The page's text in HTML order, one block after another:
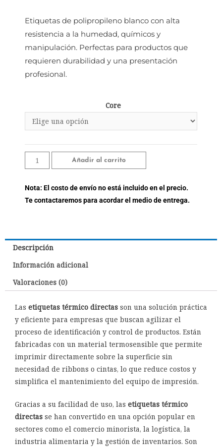
Etiquetas de polipropileno blanco con alta
resistencia a la humedad, químicos y
manipulación. Perfectas para productos que
requieren durabilidad y una presentación
profesional.
Core
Añadir al carrito
Nota: El costo de envío no está incluido en el precio.
Te contactaremos para acordar el medio de entrega.
Descripción
Información adicional
Valoraciones (0)
Las etiquetas térmico directas son una solución práctica
y eficiente para empresas que buscan agilizar el
proceso de identificación y control de productos. Están
fabricadas con un material termosensible que permite
imprimir directamente sobre la superficie sin
necesidad de ribbons o cintas, lo que reduce costos y
simplifica el mantenimiento del equipo de impresión.
Gracias a su facilidad de uso, las etiquetas térmico
directas se han convertido en una opción popular en
sectores como el comercio minorista, la logística, la
industria alimentaria y la gestión de inventarios. Son